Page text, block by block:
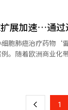
已成为业绩的“核
显著改善；GC绿十
美特”在美国的销
增长。尤汉制药预
字基于“阿利格洛”
尽管原料药的进口
展加速…通过
胞肺癌治疗药物‘
。随着欧洲商业化
联合开发进展、临床
同金5000万美元
上 1